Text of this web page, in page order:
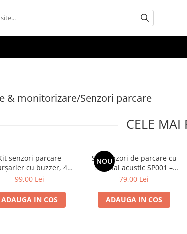
& monitorizare/Senzori parcare
CELE MAI
senzori parcare
cu buzzer, 4
negru, AMIO-01567
99,00 Lei
ADAUGA IN COS
NOU
Set senzori de parcare cu
semnal acustic SP001 –
Carguard
79,00 Lei
ADAUGA IN COS